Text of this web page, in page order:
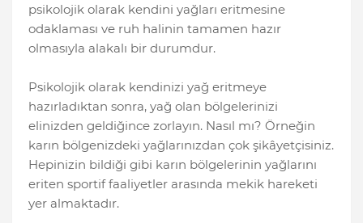
psikolojik olarak kendini yağları eritmesine
odaklaması ve ruh halinin tamamen hazır
olmasıyla alakalı bir durumdur.
Psikolojik olarak kendinizi yağ eritmeye
hazırladıktan sonra, yağ olan bölgelerinizi
elinizden geldiğince zorlayın. Nasıl mı? Örneğin
karın bölgenizdeki yağlarınızdan çok şikâyetçisiniz.
Hepinizin bildiği gibi karın bölgelerinin yağlarını
eriten sportif faaliyetler arasında mekik hareketi
yer almaktadır.